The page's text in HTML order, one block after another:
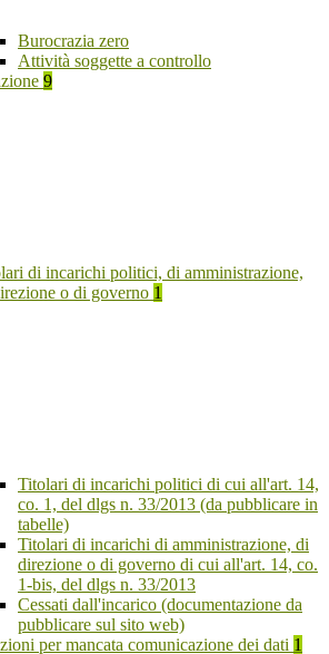
Burocrazia zero
Attività soggette a controllo
9
di incarichi politici, di amministrazione,
o di governo 1
Titolari di incarichi politici di cui all'art. 14,
co. 1, del dlgs n. 33/2013 (da pubblicare in
tabelle)
Titolari di incarichi di amministrazione, di
direzione o di governo di cui all'art. 14, co.
1-bis, del dlgs n. 33/2013
Cessati dall'incarico (documentazione da
pubblicare sul sito web)
per mancata comunicazione dei dati 1